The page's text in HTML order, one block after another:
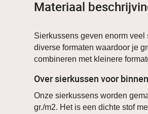
Materiaal
Sierkussens geven enorm
diverse formaten waardoor je
combineren met kleinere
Over sierkussen voor binnen
Onze sierkussens worden
gr./m2. Het is een dichte stof